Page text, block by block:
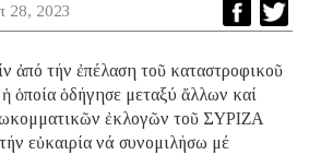
28, 2023
τήν ἐπέλαση τοῦ καταστροφικοῦ
ὁποία ὁδήγησε μεταξύ ἄλλων καί
ἐκλογῶν τοῦ ΣΥΡΙΖΑ
εὐκαιρία νά συνομιλήσω μέ